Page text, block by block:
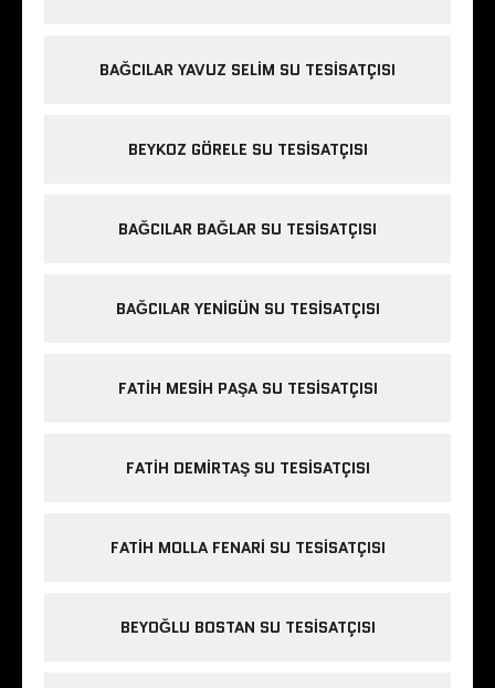
BAĞCILAR YAVUZ SELIM SU TESISATÇISI
BEYKOZ GÖRELE SU TESISATÇISI
BAĞCILAR BAĞLAR SU TESISATÇISI
BAĞCILAR YENIGÜN SU TESISATÇISI
FATIH MESIH PAŞA SU TESISATÇISI
FATIH DEMIRTAŞ SU TESISATÇISI
FATIH MOLLA FENARI SU TESISATÇISI
BEYOĞLU BOSTAN SU TESISATÇISI